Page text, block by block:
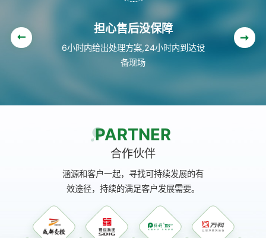
担心售后没保障
6小时内给出处理方案,24小时内到达设
备现场
PARTNER
合作伙伴
涵源和客户一起，寻找可持续发展的有
效途径，持续的满足客户发展需要。